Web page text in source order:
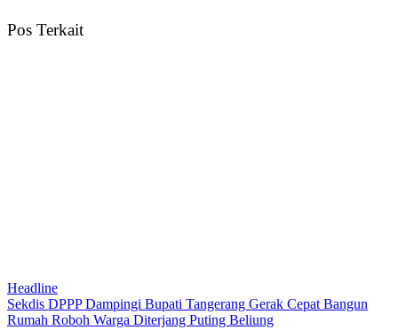
Pos Terkait
Headline
Sekdis DPPP Dampingi Bupati Tangerang Gerak Cepat Bangun
Rumah Roboh Warga Diterjang Puting Beliung